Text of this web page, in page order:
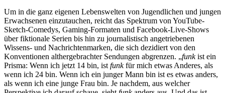
Um in die ganz eigenen Lebenswelten von Jugendlichen und jungen
Erwachsenen einzutauchen, reicht das Spektrum von YouTube-
Sketch-Comedys, Gaming-Formaten und Facebook-Live-Shows
über fiktionale Serien bis hin zu journalistisch angetriebenen
Wissens- und Nachrichtenmarken, die sich dezidiert von den
Konventionen althergebrachter Sendungen abgrenzen. „funkist ein
Prisma: Wenn ich jetzt 14 bin, ist funkfür mich etwas Anderes, als
wenn ich 24 bin. Wenn ich ein junger Mann bin ist es etwas anders,
als wenn ich eine junge Frau bin. Je nachdem, aus welcher